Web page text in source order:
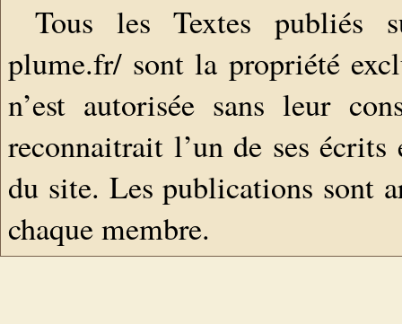
Tous les Textes publiés
plume.fr/ sont la propriété
n’est autorisée sans leur
reconnaitrait l’un de ses
du site. Les publications sont
chaque membre.